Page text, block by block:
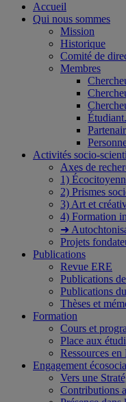
Accueil
Qui nous sommes
Mission
Historique
Comité de
Membres
Activités socio-
Axes de
1)
2) Prismes
3) Art et
4) Formation
➜
Projets
Publications
Revue ERE
Publications
Publications
Thèses et
Formation
Cours et
Place aux
Ressources en
Engagement
Vers une
Contributions